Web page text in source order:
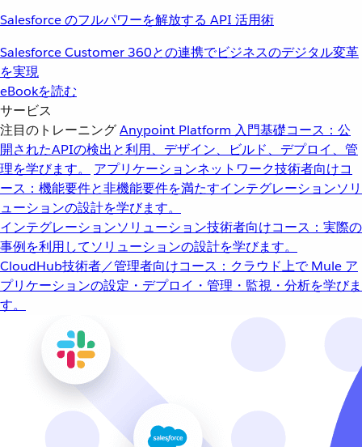
Salesforce のフルパワーを解放する API 活用術
Salesforce Customer 360との連携でビジネスのデジタル変革
を実現
eBookを読む
サービス
注目のトレーニングAnypoint Platform 入門基礎コース：公
開されたAPIの検出と利用、デザイン、ビルド、デプロイ、管
理を学びます。
アプリケーションネットワーク技術者向けコ
ース：機能要件と非機能要件を満たすインテグレーションソリ
ューションの設計を学びます。
インテグレーションソリューション技術者向けコース：実際の
事例を利用してソリューションの設計を学びます。
CloudHub技術者／管理者向けコース：クラウド上で Mule ア
プリケーションの設定・デプロイ・管理・監視・分析を学びま
す。